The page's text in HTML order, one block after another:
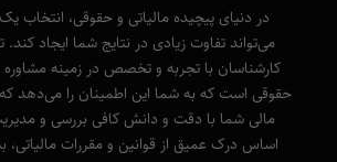
در دنیای پیچیده مالیاتی و حقوقی،
می‌تواند تفاوت زیادی در نتایج شما ایجاد
کارشناسان با تجربه و تخصص در زمینه مشاوره
حقوقی است که به شما این اطمینان را می‌دهد
مالی شما با دقت و دانش کافی بررسی و
اساس درک عمیق از قوانین و مقررات مالیاتی،